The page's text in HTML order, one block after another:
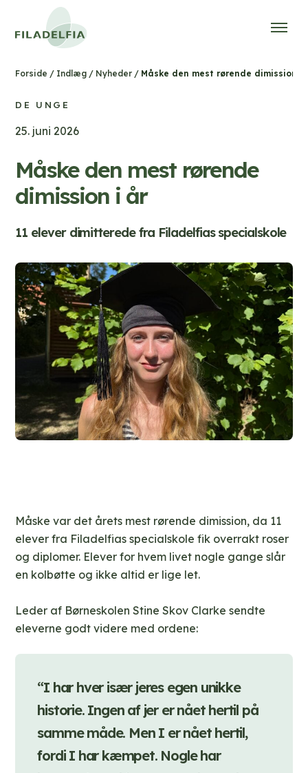
Forside / Indlæg / Nyheder / Måske den mest rørende dimission i
DE UNGE
25. juni 2026
Måske den mest rørende
dimission i år
11 elever dimitterede fra Filadelfias specialskole
Måske var det årets mest rørende dimission, da 11
elever fra Filadelfias specialskole fik overrakt roser
og diplomer. Elever for hvem livet nogle gange slår
en kolbøtte og ikke altid er lige let.
Leder af Børneskolen Stine Skov Clarke sendte
eleverne godt videre med ordene:
“I har hver især jeres egen unikke
historie. Ingen af jer er nået hertil på
samme måde. Men I er nået hertil,
fordi I har kæmpet. Nogle har